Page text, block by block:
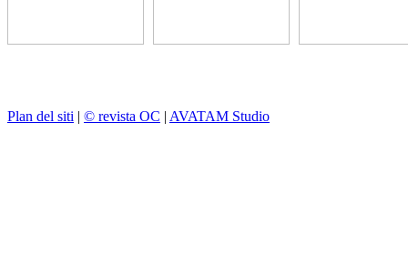
Plan del siti | © revista OC | AVATAM Studio